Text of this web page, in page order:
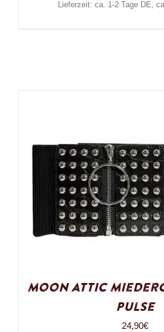
Lieferzeit: ca. 1-2 Tage DE,
Moon Attic
Pulse
24,90€